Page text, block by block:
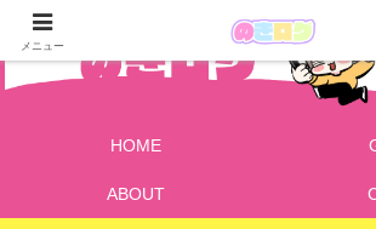
HOME
ABOUT
メニュー